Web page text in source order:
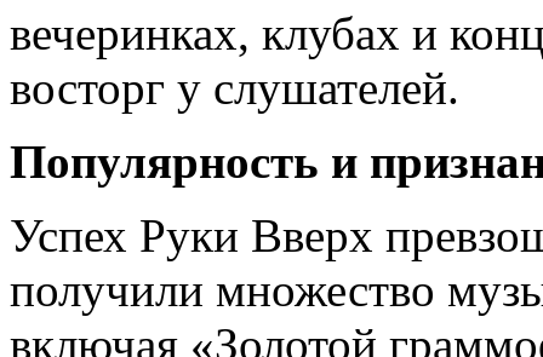
вечеринках, клубах и
восторг у слушателей.
Популярность и
Успех Руки Вверх
получили множество
включая «Золотой